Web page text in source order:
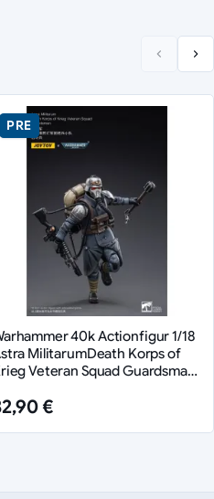
PRE
40k Actionfigur 1/18
MilitarumDeath Korps of
Veteran Squad Guardsman
€